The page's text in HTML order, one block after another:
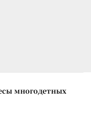
многодетных